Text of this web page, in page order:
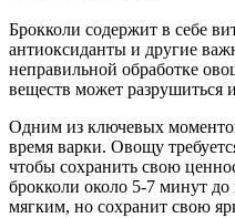
Брокколи содержит в себе
антиоксиданты и другие
неправильной обработке
веществ может разрушиться
Одним из ключевых
время варки. Овощу
чтобы сохранить свою
брокколи около 5-7 минут до
мягким, но сохранит свою